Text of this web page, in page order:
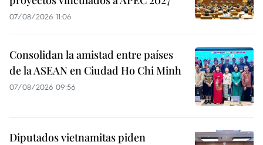
07/08/2026 11:06
Consolidan la amistad entre países
de la ASEAN en Ciudad Ho Chi Minh
07/08/2026 09:56
Diputados vietnamitas piden